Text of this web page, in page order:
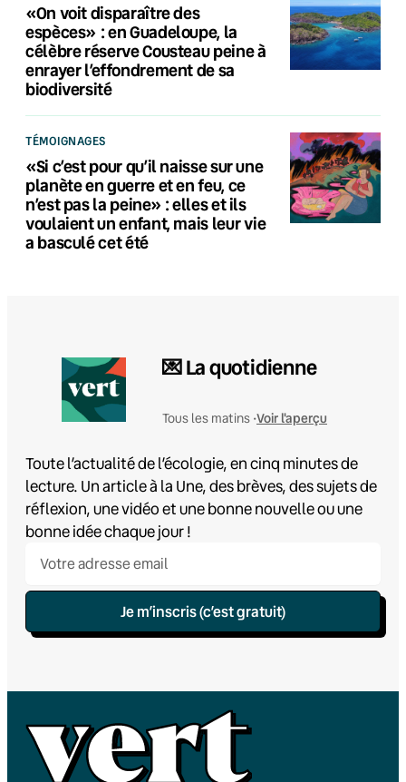
«On voit disparaître des
espèces» : en Guadeloupe, la
célèbre réserve Cousteau peine à
enrayer l’effondrement de sa
biodiversité
TÉMOIGNAGES
«Si c’est pour qu’il naisse sur une
planète en guerre et en feu, ce
n’est pas la peine» : elles et ils
voulaient un enfant, mais leur vie
a basculé cet été
💌 La quotidienne
Tous les matins •Voir l'aperçu
Toute l’actualité de l’écologie, en cinq minutes de
lecture. Un article à la Une, des brèves, des sujets de
réflexion, une vidéo et une bonne nouvelle ou une
bonne idée chaque jour !
Je m’inscris (c’est gratuit)